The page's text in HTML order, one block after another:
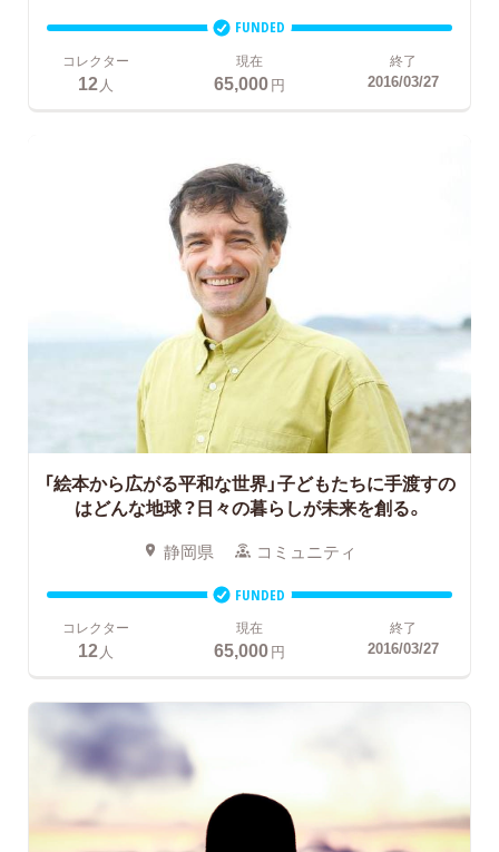
FUNDED
コレクター
12 人
現在
65,000円
終了
2016/03/27
「絵本から広がる平和な世界」子どもたちに手渡すの
はどんな地球？日々の暮らしが未来を創る。
静岡県 コミュニティ
FUNDED
コレクター
12人
現在
65,000円
終了
2016/03/27